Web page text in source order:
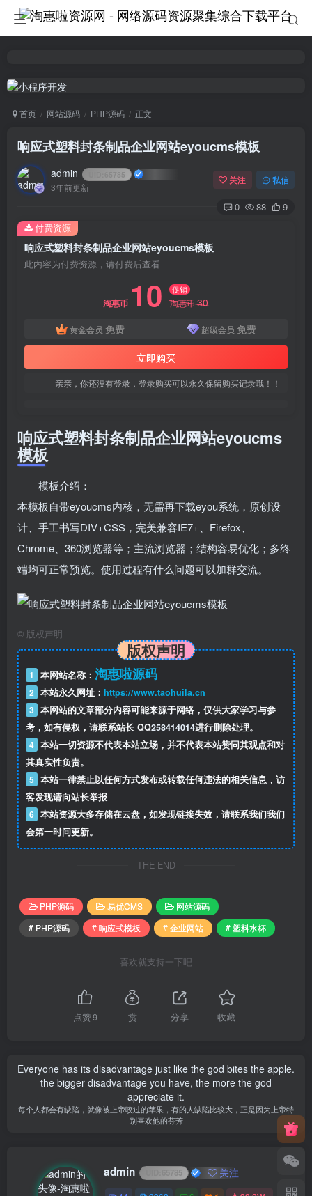
首页 网站源码 PHP源码 正文
响应式塑料封条制品企业网站eyoucms模板
admin 65785
3年前更新
关注 私信
0 88 9
响应式塑料封条制品企业网站eyoucms模板
此内容为付费资源，请付费后查看
淘惠币 10 促销
淘惠币30
黄金会员 免费 超级会员 免费
立即购买
亲亲，你还没有登录，登录购买可以永久保留购买记录哦！！
付费资源
响应式塑料封条制品企业网站eyoucms
模板
模板介绍：
本模板自带eyoucms内核，无需再下载eyou系统，原创设
计、手工书写DIV+CSS，完美兼容IE7+、Firefox、
Chrome、360浏览器等；主流浏览器；结构容易优化；多终
端均可正常预览。使用过程有什么问题可以加群交流。
© 版权声明
版权声明
1 本网站名称： 淘惠啦源码
2 本站永久网址： https://www.taohuila.cn
3 本网站的文章部分内容可能来源于网络，仅供大家学习与参
考，如有侵权，请联系站长 QQ258414014进行删除处理。
4 本站一切资源不代表本站立场，并不代表本站赞同其观点和对
其真实性负责。
5 本站一律禁止以任何方式发布或转载任何违法的相关信息，访
客发现请向站长举报
6 本站资源大多存储在云盘，如发现链接失效，请联系我们我们
会第一时间更新。
THE END
PHP源码 易优CMS
网站源码
# PHP源码
# 响应式模板 # 企业网站 # 塑料水杯
喜欢就支持一下吧
点赞9 赏 分享 收藏
Everyone has its disadvantage just like the god bites the apple.
the bigger disadvantage you have, the more the god
appreciate it.
每个人都会有缺陷，就像被上帝咬过的苹果，有的人缺陷比较大，正是因为上帝特
别喜欢他的芬芳
admin 65785 关注